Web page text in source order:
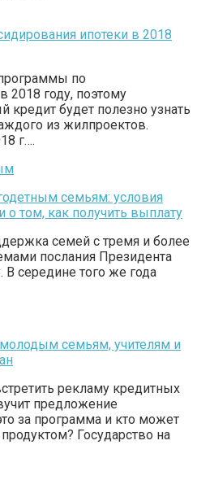
ипотеки в 2018
по
2018 году, поэтому
будет полезно узнать
из жилпроектов.
г….
семьям: условия
о том, как получить выплату
семей с тремя и более
послания Президента
В середине того же года
семьям, учителям и
рекламу кредитных
предложение
за программа и кто может
Государство на